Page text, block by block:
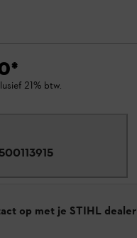
*
21% btw.
op met je STIHL dealer